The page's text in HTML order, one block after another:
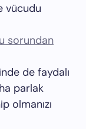
vücudu
sorundan
de faydalı
parlak
olmanızı